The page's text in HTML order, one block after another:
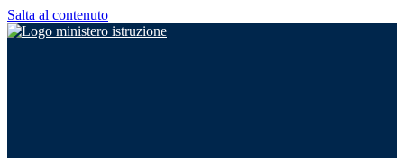
Salta al contenuto